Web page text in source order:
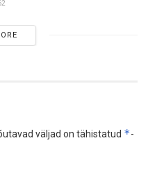
väljad on tähistatud *-